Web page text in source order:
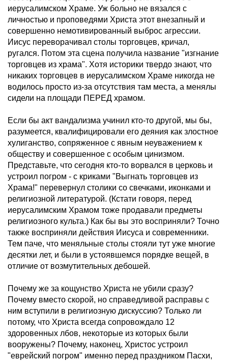
иерусалимском Храме. Уж больно не вязался с
личностью и проповедями Христа этот внезапный и
совершенно немотивированный выброс агрессии.
Иисус переворачивал столы торговцев, кричал,
ругался. Потом эта сцена получила название "изгнание
торговцев из храма". Хотя историки твердо знают, что
никаких торговцев в иерусалимском Храме никогда не
водилось просто из-за отсутствия там места, а менялы
сидели на площади ПЕРЕД храмом.
Если бы акт вандализма учинил кто-то другой, мы бы,
разумеется, квалифицировали его деяния как злостное
хулиганство, сопряженное с явным неуважением к
обществу и совершенное с особым цинизмом.
Представьте, что сегодня кто-то ворвался в церковь и
устроил погром - с криками "Выгнать торговцев из
Храма!" перевернул столики со свечками, иконками и
религиозной литературой. (Кстати говоря, перед
иерусалимским Храмом тоже продавали предметы
религиозного культа.) Как бы вы это восприняли? Точно
также восприняли действия Иисуса и современники.
Тем паче, что меняльные столы стояли тут уже многие
десятки лет, и были в устоявшемся порядке вещей, в
отличие от возмутительных дебошей.
Почему же за кощунство Христа не убили сразу?
Почему вместо скорой, но справедливой расправы с
ним вступили в религиозную дискуссию? Только ли
потому, что Христа всегда сопровождало 12
здоровенных лбов, некоторые из которых были
вооружены? Почему, наконец, Христос устроил
"еврейский погром" именно перед праздником Пасхи,